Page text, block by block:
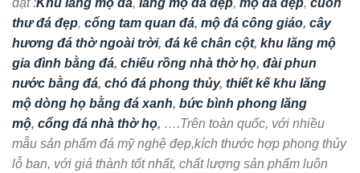
thư đá đẹp, cổng tam quan đá, mộ đá công giáo, cây
hương đá thờ ngoài trời, đá kê chân cột, khu lăng mộ
gia đình bằng đá, chiếu rồng nhà thờ họ, đài phun
nước bằng đá, chó đá phong thủy, thiết kế khu lăng
mộ dòng họ bằng đá xanh, bức bình phong lăng
mộ, cổng đá nhà thờ họ, ….Trên toàn quốc, với nhiều
mẫu sản phẩm đá mỹ nghệ đẹp,kích thước hợp phong thủy
lỗ ban, với giá thành tốt nhất, chất lượng sản phẩm luôn